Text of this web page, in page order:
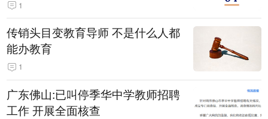
1
传销头目变教育导师 不是什么人都
能办教育
1
广东佛山:已叫停季华中学教师招聘
工作 开展全面核查